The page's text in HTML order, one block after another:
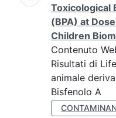
Toxicological
(BPA) at
Children
Contenuto
Risultati di
animale
Bisfenolo A